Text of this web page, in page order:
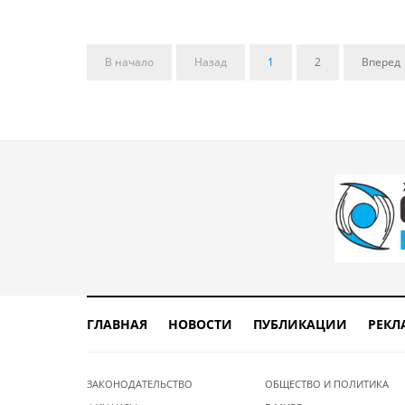
В начало Назад 1 2 Вперед
ГЛАВНАЯ НОВОСТИ ПУБЛИКАЦИИ
ЗАКОНОДАТЕЛЬСТВО
ОБЩЕСТВО И ПОЛИТИКА